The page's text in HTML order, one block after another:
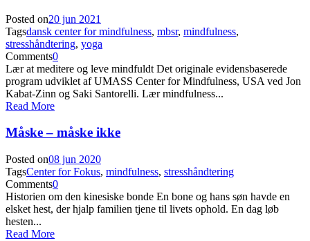
Posted on20 jun 2021
Tagsdansk center for mindfulness, mbsr, mindfulness,
stresshåndtering, yoga
Comments0
Lær at meditere og leve mindfuldt Det originale evidensbaserede
program udviklet af UMASS Center for Mindfulness, USA ved Jon
Kabat-Zinn og Saki Santorelli. Lær mindfulness...
Read More
Måske – måske ikke
Posted on08 jun 2020
TagsCenter for Fokus, mindfulness, stresshåndtering
Comments0
Historien om den kinesiske bonde En bone og hans søn havde en
elsket hest, der hjalp familien tjene til livets ophold. En dag løb
hesten...
Read More